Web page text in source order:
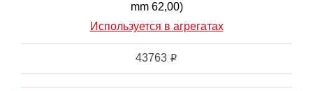
mm 62,00)
Используется в агрегатах
43763 i